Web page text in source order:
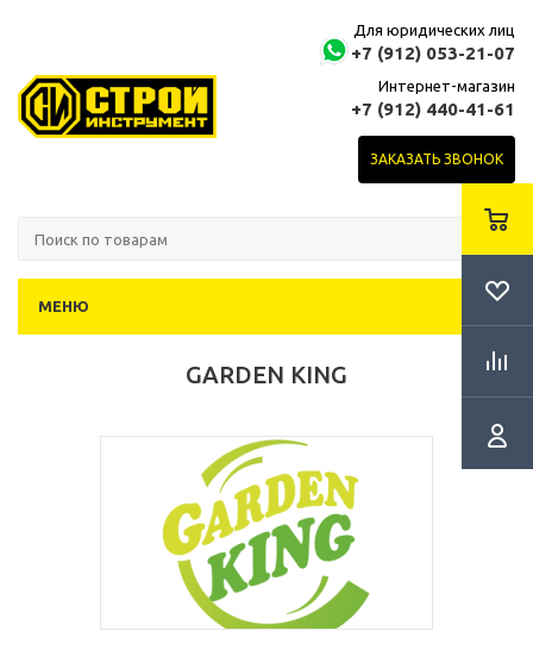
Для юридических лиц
+7 (912) 053-21-07
Интернет-магазин
+7 (912) 440-41-61
ЗАКАЗАТЬ ЗВОНОК
МЕНЮ
GARDEN KING